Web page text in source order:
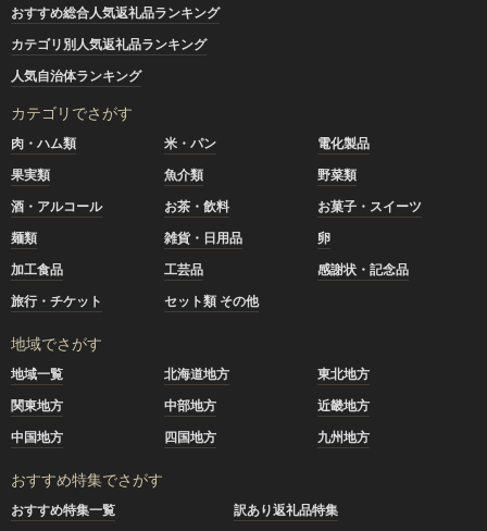
おすすめ総合人気返礼品ランキング
カテゴリ別人気返礼品ランキング
人気自治体ランキング
カテゴリでさがす
肉・ハム類 米・パン
電化製品
果実類
魚介類
野菜類
酒・アルコール
お茶・飲料
お菓子・スイーツ
麺類
雑貨・日用品
卵
加工食品
工芸品
感謝状・記念品
旅行・チケット
セット類 その他
地域でさがす
地域一覧 北海道地方
東北地方
関東地方
中部地方
近畿地方
中国地方
四国地方 九州地方
おすすめ特集でさがす
おすすめ特集一覧
訳あり返礼品特集